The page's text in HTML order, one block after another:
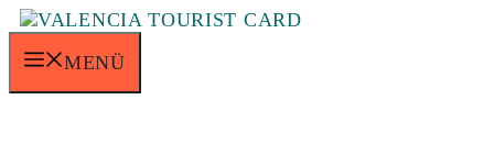
Ga
naar
MENÜ